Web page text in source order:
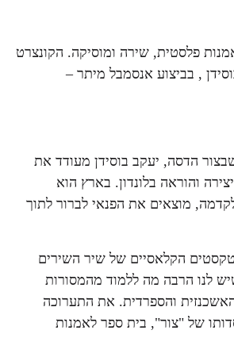
פלסטית, שירה ומוסיקה. הקונצרט
, בביצוע אנסמבל מיתר –
הדסה, יעקב בוסידן מעודד את
והוראה בלונדון. בארץ הוא
מוצאים את הפנאי לברור לתוך
הקלאסיים של שיר השירים
לנו הרבה מה ללמוד מהמסורות
האשכנזית והספרדית. את התערוכה
של "צור", בית ספר לאמנות